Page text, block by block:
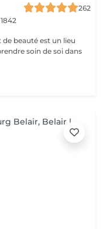
262
beauté est un lieu
soin de soi dans